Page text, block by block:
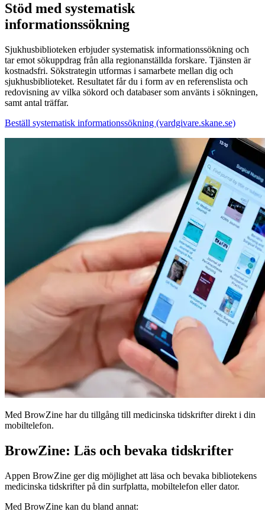
Stöd med systematisk
informationssökning
Sjukhusbiblioteken erbjuder systematisk informationssökning och
tar emot sökuppdrag från alla regionanställda forskare. Tjänsten är
kostnadsfri. Sökstrategin utformas i samarbete mellan dig och
sjukhusbiblioteket. Resultatet får du i form av en referenslista och
redovisning av vilka sökord och databaser som använts i sökningen,
samt antal träffar.
Beställ systematisk informationssökning (vardgivare.skane.se)
Med BrowZine har du tillgång till medicinska tidskrifter direkt i din
mobiltelefon.
BrowZine: Läs och bevaka tidskrifter
Appen BrowZine ger dig möjlighet att läsa och bevaka bibliotekens
medicinska tidskrifter på din surfplatta, mobiltelefon eller dator.
Med BrowZine kan du bland annat: